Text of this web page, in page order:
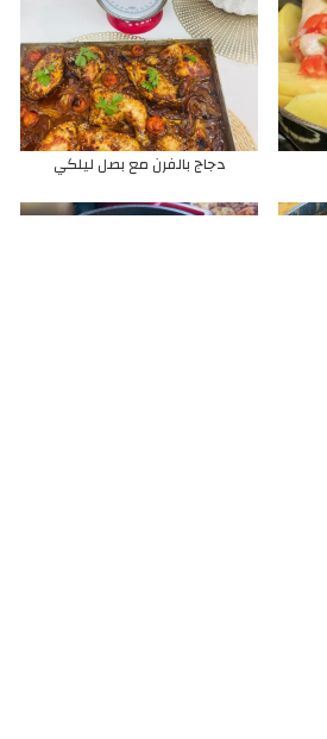
دجاج بالفرن مع بصل ليلكي